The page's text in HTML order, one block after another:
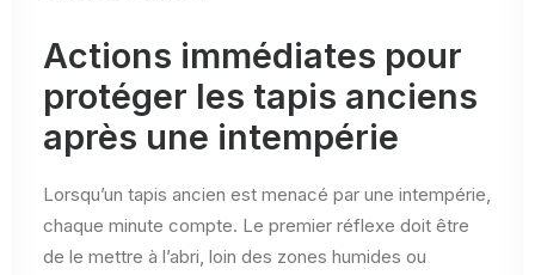
Actions immédiates pour
protéger les tapis anciens
après une intempérie
Lorsqu’un tapis ancien est menacé par une intempérie,
chaque minute compte. Le premier réflexe doit être
de le mettre à l’abri, loin des zones humides ou